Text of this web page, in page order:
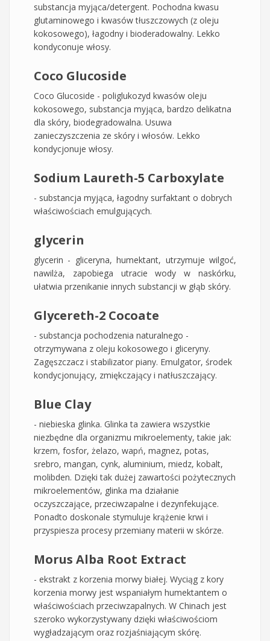
substancja myjąca/detergent. Pochodna kwasu
glutaminowego i kwasów tłuszczowych (z oleju
kokosowego), łagodny i bioderadowalny. Lekko
kondyconuje włosy.
Coco Glucoside
Coco Glucoside - poliglukozyd kwasów oleju
kokosowego, substancja myjąca, bardzo delikatna
dla skóry, biodegradowalna. Usuwa
zanieczyszczenia ze skóry i włosów. Lekko
kondycjonuje włosy.
Sodium Laureth-5 Carboxylate
- substancja myjąca, łagodny surfaktant o dobrych
właściwościach emulgujących.
glycerin
glycerin - gliceryna, humektant, utrzymuje wilgoć,
nawilża, zapobiega utracie wody w naskórku,
ułatwia przenikanie innych substancji w głąb skóry.
Glycereth-2 Cocoate
- substancja pochodzenia naturalnego -
otrzymywana z oleju kokosowego i gliceryny.
Zagęszczacz i stabilizator piany. Emulgator, środek
kondycjonujący, zmiękczający i natłuszczający.
Blue Clay
- niebieska glinka. Glinka ta zawiera wszystkie
niezbędne dla organizmu mikroelementy, takie jak:
krzem, fosfor, żelazo, wapń, magnez, potas,
srebro, mangan, cynk, aluminium, miedz, kobalt,
molibden. Dzięki tak dużej zawartości pożytecznych
mikroelementów, glinka ma działanie
oczyszczające, przeciwzapalne i dezynfekujące.
Ponadto doskonale stymuluje krążenie krwi i
przyspiesza procesy przemiany materii w skórze.
Morus Alba Root Extract
- ekstrakt z korzenia morwy białej. Wyciąg z kory
korzenia morwy jest wspaniałym humektantem o
właściwościach przeciwzapalnych. W Chinach jest
szeroko wykorzystywany dzięki właściwościom
wygładzającym oraz rozjaśniającym skórę.